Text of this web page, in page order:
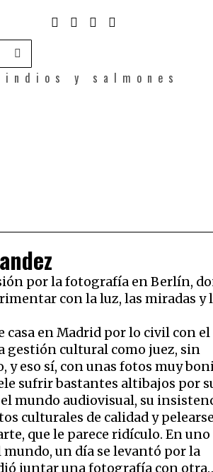
y salmones
por la fotografía en Berlín,
con la luz, las miradas y
casa en Madrid por lo civil con
gestión cultural como juez, sin
eso sí, con unas fotos muy
sufrir bastantes altibajos por
mundo audiovisual, su
culturales de calidad y
que le parece ridículo. En uno
mundo, un día se levantó por la
juntar una fotografía con